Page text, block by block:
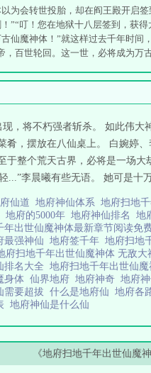
为会转世投胎，却在阎王殿开启
”“叮！您在地狱十八层签到，获
仙魔神体！”就这样过去千年时
百世轮回。这一世，必将成为万
，将不朽强者斩杀。 如此伟
肴，摆放在八仙桌上。 白婉婷
整个荒天古界，必将是一场
...”李晨曦有些无语。 她可是
仙道 地府神仙体系 地府扫地
地府的5000年 地府神仙排名 地
年出世仙魔神体最新章节阅读免
最强神仙 地府签千年 地府扫地
府扫地千年出世仙魔神体 无敌大
排名大全 地府扫地千年出世仙
身体 仙界地府 地府神奇 地府
需要超拔 什么是地府仙 地府各
地府神仙是什么仙
《地府扫地千年出世仙魔